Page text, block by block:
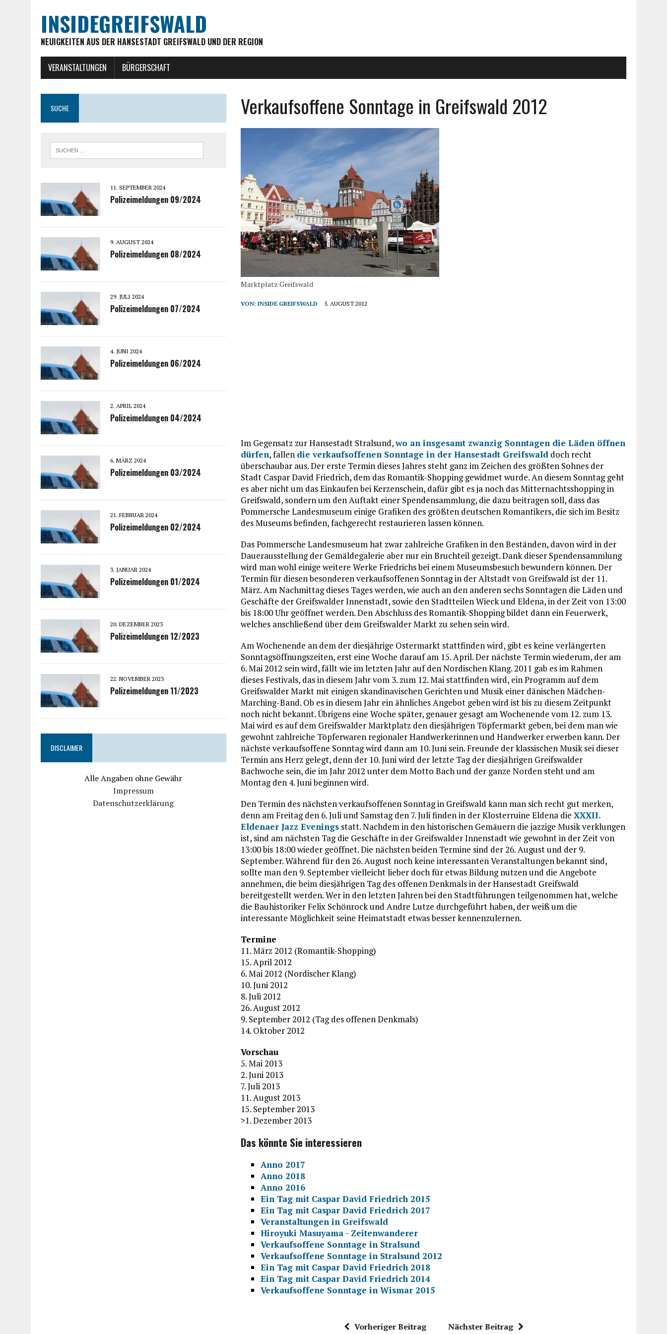
INSIDEGREIFSWALD
NEUIGKEITEN AUS DER HANSESTADT GREIFSWALD UND DER REGION
VERANSTALTUNGEN BÜRGERSCHAFT
Verkaufsoffene Sonntage in Greifswald 2012
Marktplatz Greifswald
VON:INSIDE GREIFSWALD 5. AUGUST 2012
Im Gegensatz zur Hansestadt Stralsund,wo an insgesamt zwanzig Sonntagen die Läden öffnen
dürfen, fallen die verkaufsoffenen Sonntage in der Hansestadt Greifswald doch recht
überschaubar aus. Der erste Termin dieses Jahres steht ganz im Zeichen des größten Sohnes der
Stadt Caspar David Friedrich, dem das Romantik-Shopping gewidmet wurde. An diesem Sonntag geht
es aber nicht um das Einkaufen bei Kerzenschein, dafür gibt es ja noch das Mitternachtsshopping in
Greifswald, sondern um den Auftakt einer Spendensammlung, die dazu beitragen soll, dass das
Pommersche Landesmuseum einige Grafiken des größten deutschen Romantikers, die sich im Besitz
des Museums befinden, fachgerecht restaurieren lassen können.
Das Pommersche Landesmuseum hat zwar zahlreiche Grafiken in den Beständen, davon wird in der
Dauerausstellung der Gemäldegalerie aber nur ein Bruchteil gezeigt. Dank dieser Spendensammlung
wird man wohl einige weitere Werke Friedrichs bei einem Museumsbesuch bewundern können. Der
Termin für diesen besonderen verkaufsoffenen Sonntag in der Altstadt von Greifswald ist der 11.
März. Am Nachmittag dieses Tages werden, wie auch an den anderen sechs Sonntagen die Läden und
Geschäfte der Greifswalder Innenstadt, sowie den Stadtteilen Wieck und Eldena, in der Zeit von 13:00
bis 18:00 Uhr geöffnet werden. Den Abschluss des Romantik-Shopping bildet dann ein Feuerwerk,
welches anschließend über dem Greifswalder Markt zu sehen sein wird.
Am Wochenende an dem der diesjährige Ostermarkt stattfinden wird, gibt es keine verlängerten
Sonntagsöffnungszeiten, erst eine Woche darauf am 15. April. Der nächste Termin wiederum, der am
6. Mai 2012 sein wird, fällt wie im letzten Jahr auf den Nordischen Klang. 2011 gab es im Rahmen
dieses Festivals, das in diesem Jahr vom 3. zum 12. Mai stattfinden wird, ein Programm auf dem
Greifswalder Markt mit einigen skandinavischen Gerichten und Musik einer dänischen Mädchen-
Marching-Band. Ob es in diesem Jahr ein ähnliches Angebot geben wird ist bis zu diesem Zeitpunkt
noch nicht bekannt. Übrigens eine Woche später, genauer gesagt am Wochenende vom 12. zum 13.
Mai wird es auf dem Greifswalder Marktplatz den diesjährigen Töpfermarkt geben, bei dem man wie
gewohnt zahlreiche Töpferwaren regionaler Handwerkerinnen und Handwerker erwerben kann. Der
nächste verkaufsoffene Sonntag wird dann am 10. Juni sein. Freunde der klassischen Musik sei dieser
Termin ans Herz gelegt, denn der 10. Juni wird der letzte Tag der diesjährigen Greifswalder
Bachwoche sein, die im Jahr 2012 unter dem Motto Bach und der ganze Norden steht und am
Montag den 4. Juni beginnen wird.
Den Termin des nächsten verkaufsoffenen Sonntag in Greifswald kann man sich recht gut merken,
denn am Freitag den 6. Juli und Samstag den 7. Juli finden in der Klosterruine Eldena dieXXXII.
Eldenaer Jazz Evenings statt. Nachdem in den historischen Gemäuern die jazzige Musik verklungen
ist, sind am nächsten Tag die Geschäfte in der Greifswalder Innenstadt wie gewohnt in der Zeit von
13:00 bis 18:00 wieder geöffnet. Die nächsten beiden Termine sind der 26. August und der 9.
September. Während für den 26. August noch keine interessanten Veranstaltungen bekannt sind,
sollte man den 9. September vielleicht lieber doch für etwas Bildung nutzen und die Angebote
annehmen, die beim diesjährigen Tag des offenen Denkmals in der Hansestadt Greifswald
bereitgestellt werden. Wer in den letzten Jahren bei den Stadtführungen teilgenommen hat, welche
die Bauhistoriker Felix Schönrock und Andre Lutze durchgeführt haben, der weiß um die
interessante Möglichkeit seine Heimatstadt etwas besser kennenzulernen.
Termine
11. März 2012 (Romantik-Shopping)
15. April 2012
6. Mai 2012 (Nordischer Klang)
10. Juni 2012
8. Juli 2012
26. August 2012
9. September 2012 (Tag des offenen Denkmals)
14. Oktober 2012
Vorschau
5. Mai 2013
2. Juni 2013
7. Juli 2013
11. August 2013
15. September 2013
>1. Dezember 2013
Das könnte Sie interessieren
Anno 2017
Anno 2018
Anno 2016
Ein Tag mit Caspar David Friedrich 2015
Ein Tag mit Caspar David Friedrich 2017
Veranstaltungen in Greifswald
Hiroyuki Masuyama - Zeitenwanderer
Verkaufsoffene Sonntage in Stralsund
Verkaufsoffene Sonntage in Stralsund 2012
Ein Tag mit Caspar David Friedrich 2018
Ein Tag mit Caspar David Friedrich 2014
Verkaufsoffene Sonntage in Wismar 2015
Vorheriger Beitrag Nächster Beitrag
SUCHE
11. SEPTEMBER 2024
Polizeimeldungen 09/2024
9. AUGUST 2024
Polizeimeldungen 08/2024
29. JULI 2024
Polizeimeldungen 07/2024
4. JUNI 2024
Polizeimeldungen 06/2024
2. APRIL 2024
Polizeimeldungen 04/2024
6. MÄRZ 2024
Polizeimeldungen 03/2024
21. FEBRUAR 2024
Polizeimeldungen 02/2024
3. JANUAR 2024
Polizeimeldungen 01/2024
20. DEZEMBER 2023
Polizeimeldungen 12/2023
22. NOVEMBER 2023
Polizeimeldungen 11/2023
DISCLAIMER
Alle Angaben ohne Gewähr
Impressum
Datenschutzerklärung